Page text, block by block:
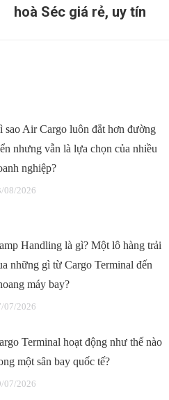
hoà Séc giá rẻ, uy tín
sao Air Cargo luôn đắt hơn đường
nhưng vẫn là lựa chọn của nhiều
nghiệp?
08/2026
Handling là gì? Một lô hàng trải
những gì từ Cargo Terminal đến
máy bay?
07/2026
Terminal hoạt động như thế nào
một sân bay quốc tế?
07/2026